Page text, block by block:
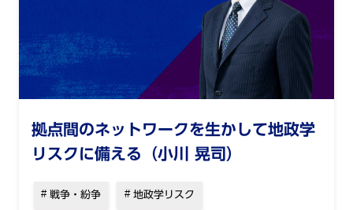
拠点間のネットワークを生かして地政学
リスクに備える（小川 晃司）
戦争・紛争 地政学リスク